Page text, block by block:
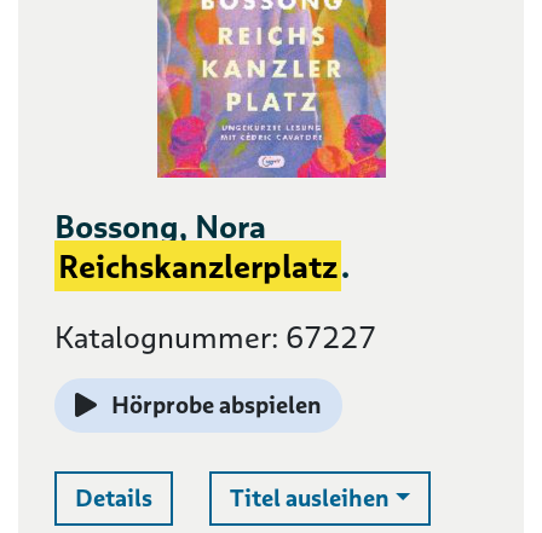
Bossong, Nora
Reichskanzlerplatz.
Katalognummer: 67227
Hörprobe abspielen
Details Titel ausleihen Auswahlliste